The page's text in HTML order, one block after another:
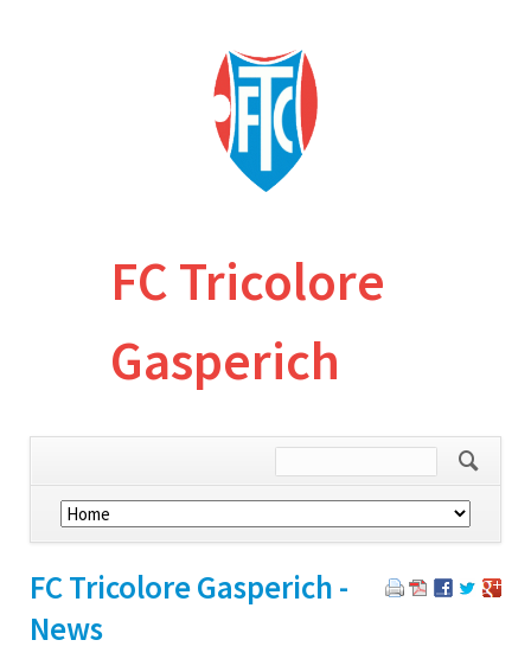
FC Tricolore
Gasperich
navigation
FC Tricolore Gasperich -
News